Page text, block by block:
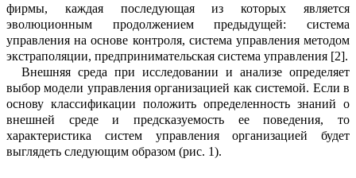
фирмы, каждая последующаяиз которых является
эволюционным продолжением предыдущей: система
управления на основе контроля, система управленияметодом
экстраполяции, предпринимательская система управления [2].
Внешняя среда при исследовании и анализе определяет
выбор модели управления организацией как системой. Если в
основу классификации положить определенность знаний о
внешней среде и предсказуемость ее поведения,то
характеристика систем управленияорганизацией будет
выглядеть следующим образом (рис. 1).